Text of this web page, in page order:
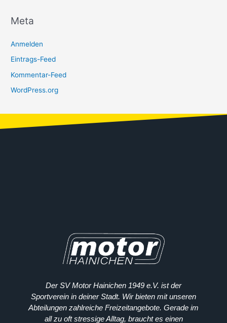
Meta
Anmelden
Eintrags-Feed
Kommentar-Feed
WordPress.org
Der SV Motor Hainichen 1949 e.V. ist der
Sportverein in deiner Stadt. Wir bieten mit unseren
Abteilungen zahlreiche Freizeitangebote. Gerade im
all zu oft stressige Alltag, braucht es einen